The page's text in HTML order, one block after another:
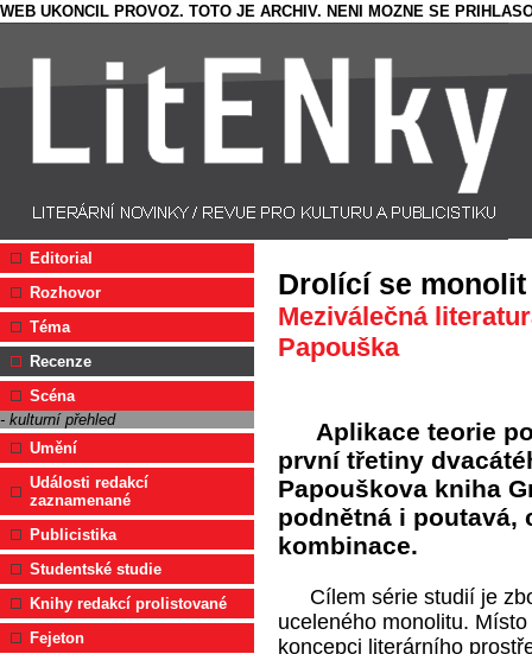
WEB UKONCIL PROVOZ. TOTO JE ARCHIV. NENI MOZNE SE
Editorial
Rozhovor
Téma
Recenze
Scéna
- kulturní přehled
Umění
Události redakcí
zaznamenané
Publicistika
Studentské studie
Knihy redakcí prolistované
Fejeton
Drolící se monolit
Meziválečná
Papouška
Aplikace teorie
první třetiny
Papouškova kniha
podnětná i poutavá,
kombinace.
Cílem série studií je
uceleného monolitu.
koncepci literárního